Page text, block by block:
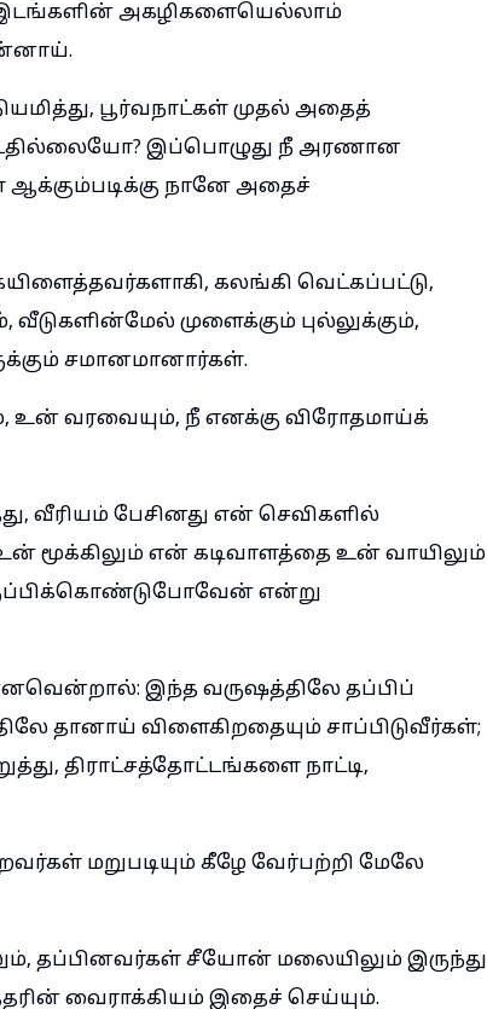
அகழிகளையெல்லாம்
பூர்வநாட்கள் முதல் அதைத்
இப்பொழுது நீ அரணான
நானே அதைச்
கலங்கி வெட்கப்பட்டு,
வீடுகளின்மேல் முளைக்கும் புல்லுக்கும்,
சமானமானார்கள்.
வரவையும், நீ எனக்கு விரோதமாய்க்
வீரியம் பேசினது என் செவிகளில்
மூக்கிலும் என் கடிவாளத்தை உன் வாயிலும்
என்று
இந்த வருஷத்திலே தப்பிப்
தானாய் விளைகிறதையும் சாப்பிடுவீர்கள்;
திராட்சத்தோட்டங்களை நாட்டி,
மறுபடியும் கீழே வேர்பற்றி மேலே
தப்பினவர்கள் சீயோன் மலையிலும் இருந்து
வைராக்கியம் இதைச் செய்யும்.